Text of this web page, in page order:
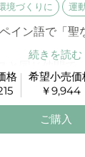
境づくりに 運
イン語で「聖
より、宗教儀
ています。
とクリーンで
格
希望小売価
￥9,944
ご購入